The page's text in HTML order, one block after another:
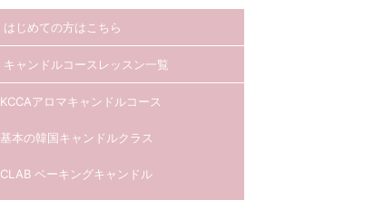
はじめての方はこちら
キャンドルコースレッスン一覧
KCCAアロマキャンドルコース
基本の韓国キャンドルクラス
CLAB ベーキングキャンドル